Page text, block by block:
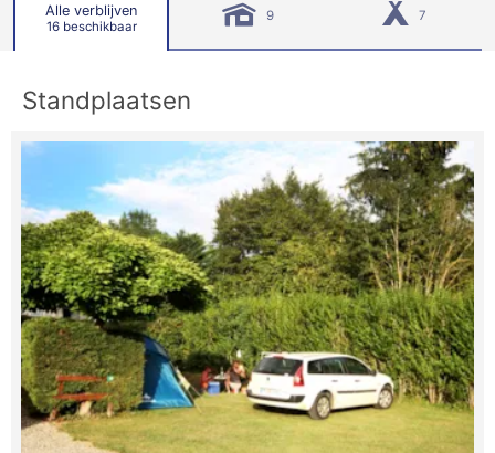
Alle verblijven
16 beschikbaar
9 7
Standplaatsen